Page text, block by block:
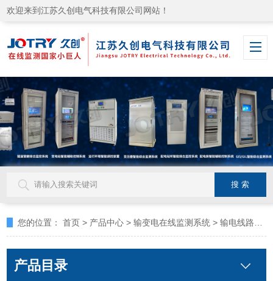
欢迎来到江苏久创电气科技有限公司网站！
您的位置： 首页 > 产品中心 >输变电在线监测系统 >输电线路防山火在线监测
产品目录